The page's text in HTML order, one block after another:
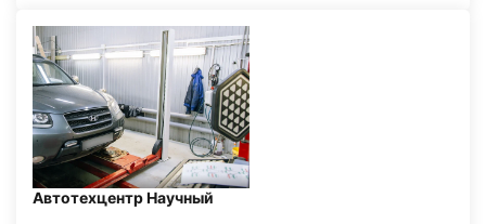
Автотехцентр Научный